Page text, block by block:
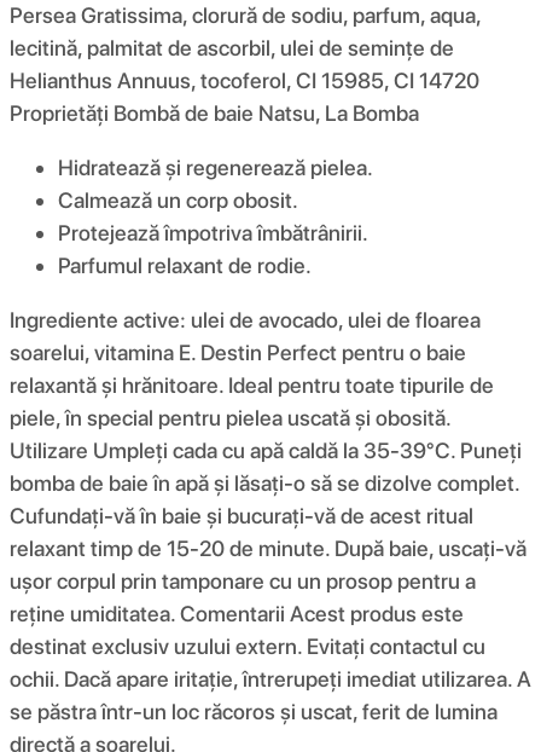
Persea Gratissima, clorură de sodiu, parfum, aqua,
lecitină, palmitat de ascorbil, ulei de semințe de
Helianthus Annuus, tocoferol, CI 15985, CI 14720
Proprietăți Bombă de baie Natsu, La Bomba
Hidratează și regenerează pielea.
Calmează un corp obosit.
Protejează împotriva îmbătrânirii.
Parfumul relaxant de rodie.
Ingrediente active: ulei de avocado, ulei de floarea
soarelui, vitamina E. Destin Perfect pentru o baie
relaxantă și hrănitoare. Ideal pentru toate tipurile de
piele, în special pentru pielea uscată și obosită.
Utilizare Umpleți cada cu apă caldă la 35-39°C. Puneți
bomba de baie în apă și lăsați-o să se dizolve complet.
Cufundați-vă în baie și bucurați-vă de acest ritual
relaxant timp de 15-20 de minute. După baie, uscați-vă
ușor corpul prin tamponare cu un prosop pentru a
reține umiditatea. Comentarii Acest produs este
destinat exclusiv uzului extern. Evitați contactul cu
ochii. Dacă apare iritație, întrerupeți imediat utilizarea. A
se păstra într-un loc răcoros și uscat, ferit de lumina
directă a soarelui.